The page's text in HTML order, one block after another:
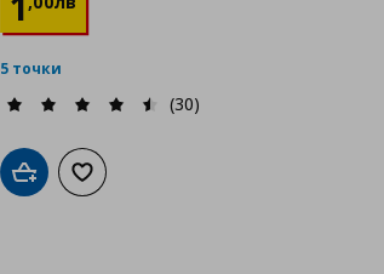
5 точки
(30)
Добави в кошницата
Добави към списъка с любими